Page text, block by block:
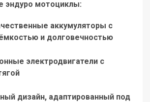
эндуро мотоциклы:
аккумуляторы с
и долговечностью
электродвигатели с
дизайн, адаптированный под